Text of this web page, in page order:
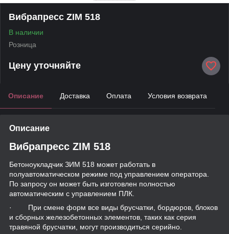
Вибрапресс ZIM 518
В наличии
Розница
Цену уточняйте
Описание Доставка Оплата Условия возврата
Описание
Вибрапресс ZIM 518
Бетоноукладчик ЗИМ 518 может работать в
полуавтоматическом режиме под управлением оператора.
По запросу он может быть изготовлен полностью
автоматическим с управлением ПЛК.
· При смене форм все виды брусчатки, бордюров, блоков
и сборных железобетонных элементов, таких как серия
травяной брусчатки, могут производиться серийно.